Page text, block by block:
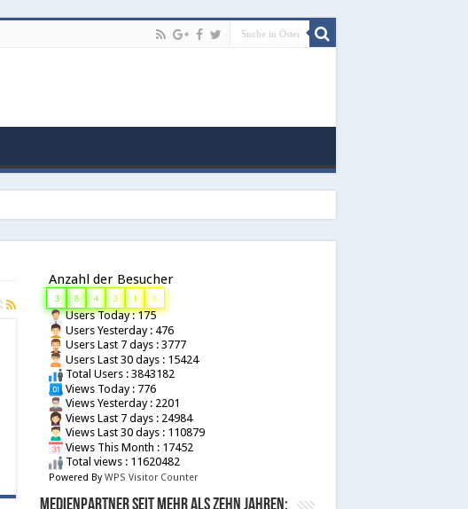
Anzahl der Besucher
3 8 4 3 1 8
Users Today : 175
Users Yesterday : 476
Users Last 7 days : 3777
Users Last 30 days : 15424
Total Users : 3843182
Views Today : 776
Views Yesterday : 2201
Views Last 7 days : 24984
Views Last 30 days : 110879
Views This Month : 17452
Total views : 11620482
Powered By WPS Visitor Counter
Medienpartner seit mehr als zehn Jahren: